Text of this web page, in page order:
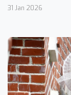
31 Jan 2026